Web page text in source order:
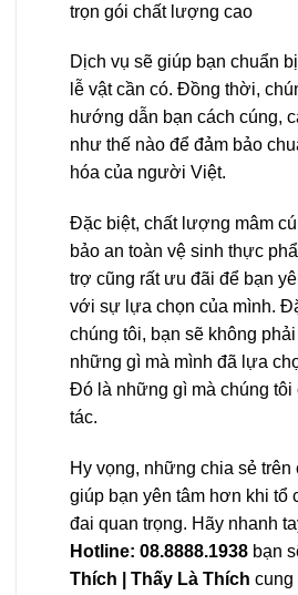
trọn gói chất lượng cao
Dịch vụ sẽ giúp bạn chuẩn
lễ vật cần có. Đồng thời,
hướng dẫn bạn cách cúng,
như thế nào để đảm bảo
hóa của người Việt.
Đặc biệt, chất lượng mâm
bảo an toàn vệ sinh thực
trợ cũng rất ưu đãi để bạn
với sự lựa chọn của mình.
chúng tôi, bạn sẽ không
những gì mà mình đã lựa
Đó là những gì mà chúng tôi
tác.
Hy vọng, những chia sẻ trên
giúp bạn yên tâm hơn khi tổ
đai quan trọng. Hãy nhanh
Hotline: 08.8888.1938 bạn
Thích | Thấy Là Thích cung